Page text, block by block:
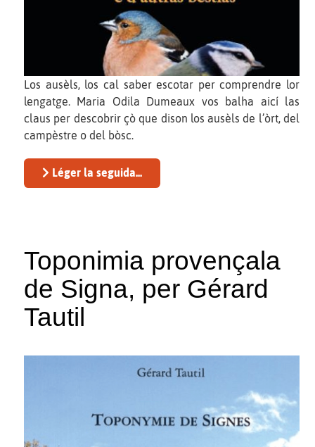
Los ausèls, los cal saber escotar per comprendre lor
lengatge. Maria Odila Dumeaux vos balha aicí las
claus per descobrir çò que dison los ausèls de l’òrt, del
campèstre o del bòsc.
Léger la seguida...
Toponimia provençala
de Signa, per Gérard
Tautil